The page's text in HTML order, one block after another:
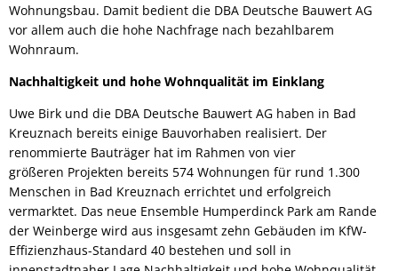
Wohnungsbau. Damit bedient die DBA Deutsche Bauwert AG
vor allem auch die hohe Nachfrage nach bezahlbarem
Wohnraum.
Nachhaltigkeit und hohe Wohnqualität im Einklang
Uwe Birk und die DBA Deutsche Bauwert AG haben in Bad
Kreuznach bereits einige Bauvorhaben realisiert. Der
renommierte Bauträger hat im Rahmen von vier
größeren Projekten bereits 574 Wohnungen für rund 1.300
Menschen in Bad Kreuznach errichtet und erfolgreich
vermarktet. Das neue Ensemble Humperdinck Park am Rande
der Weinberge wird aus insgesamt zehn Gebäuden im KfW-
Effizienzhaus-Standard 40 bestehen und soll in